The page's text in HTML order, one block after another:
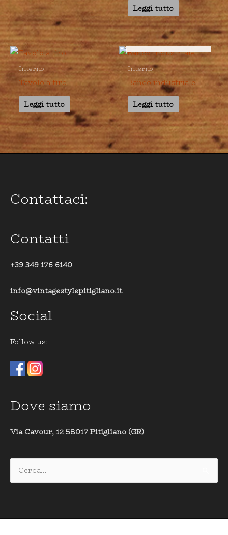
Leggi tutto
Interno
Tavolo a tiro
Leggi tutto
ESAURITO
Interno
Banco industriale
Leggi tutto
Contattaci:
Contatti
+39 349 176 6140
info@vintagestylepitigliano.it
Social
Follow us:
Dove siamo
Via Cavour, 12 58017 Pitigliano (GR)
Cerca: